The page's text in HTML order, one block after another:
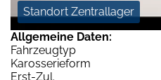
Standort Zentrallager
Allgemeine Daten:
Fahrzeugtyp
Karosserieform
Erst-Zul.